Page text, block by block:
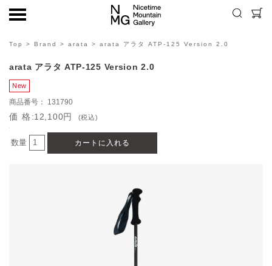
Top > Brand > arata > arata アラタ ATP-125 Version 2.0
arata アラタ ATP-125 Version 2.0
131790
価格12,100円 (税込)
数量